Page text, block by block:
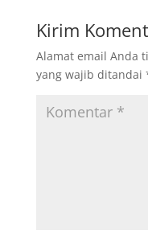
Kirim
Alamat email Anda
yang wajib ditandai